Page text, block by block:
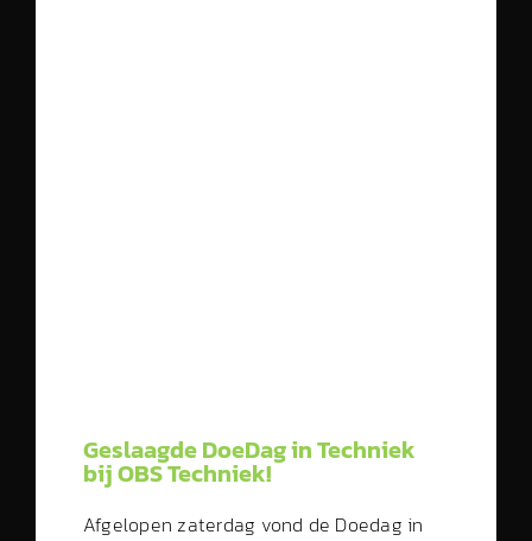
Geslaagde DoeDag in Techniek
bij OBS Techniek!
Afgelopen zaterdag vond de Doedag in